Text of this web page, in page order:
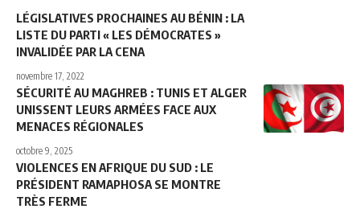
LÉGISLATIVES PROCHAINES AU BÉNIN : LA
LISTE DU PARTI « LES DÉMOCRATES »
INVALIDÉE PAR LA CENA
novembre 17, 2022
SÉCURITÉ AU MAGHREB : TUNIS ET ALGER
UNISSENT LEURS ARMÉES FACE AUX
MENACES RÉGIONALES
octobre 9, 2025
VIOLENCES EN AFRIQUE DU SUD : LE
PRÉSIDENT RAMAPHOSA SE MONTRE
TRÈS FERME